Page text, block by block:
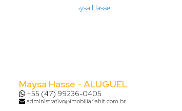
Maysa Hasse - ALUGUEL
+55 (47) 99236-0405
administrativo@imobiliariahit.com.br